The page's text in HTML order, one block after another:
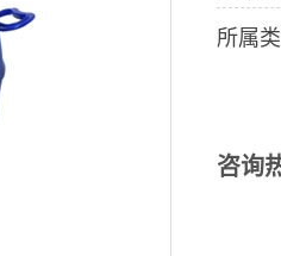
所属
咨询